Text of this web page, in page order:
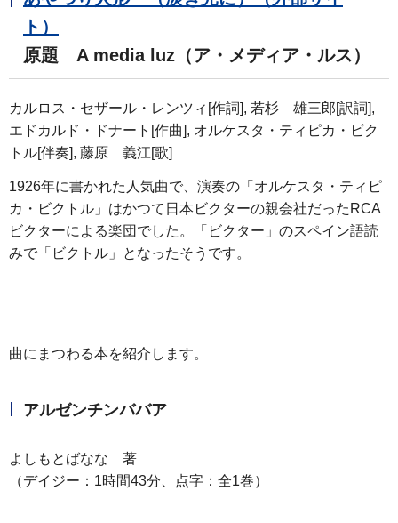
ト）
原題 A media luz（ア・メディア・ルス）
カルロス・セザール・レンツィ[作詞], 若杉 雄三郎[訳詞],
エドカルド・ドナート[作曲], オルケスタ・ティピカ・ビク
トル[伴奏], 藤原 義江[歌]
1926年に書かれた人気曲で、演奏の「オルケスタ・ティピ
カ・ビクトル」はかつて日本ビクターの親会社だったRCA
ビクターによる楽団でした。「ビクター」のスペイン語読
みで「ビクトル」となったそうです。
曲にまつわる本を紹介します。
アルゼンチンババア
よしもとばなな 著
（デイジー：1時間43分、点字：全1巻）